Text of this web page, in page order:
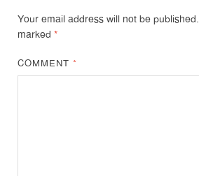
Your email address will not be published.
marked *
COMMENT*